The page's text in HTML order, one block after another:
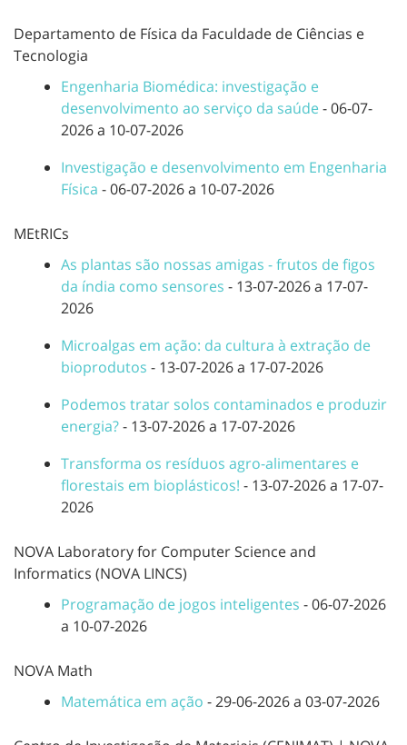
Departamento de Física da Faculdade de Ciências e
Tecnologia
Engenharia Biomédica: investigação e
desenvolvimento ao serviço da saúde- 06-07-
2026 a 10-07-2026
Investigação e desenvolvimento em Engenharia
Física - 06-07-2026 a 10-07-2026
MEtRICs
As plantas são nossas amigas - frutos de figos
da índia como sensores - 13-07-2026 a 17-07-
2026
Microalgas em ação: da cultura à extração de
bioprodutos - 13-07-2026 a 17-07-2026
Podemos tratar solos contaminados e produzir
energia?- 13-07-2026 a 17-07-2026
Transforma os resíduos agro-alimentares e
florestais em bioplásticos! - 13-07-2026 a 17-07-
2026
NOVA Laboratory for Computer Science and
Informatics (NOVA LINCS)
Programação de jogos inteligentes - 06-07-2026
a 10-07-2026
NOVA Math
Matemática em ação - 29-06-2026 a 03-07-2026